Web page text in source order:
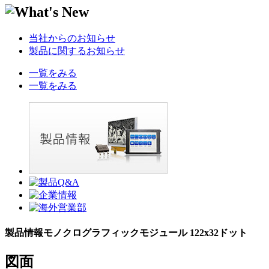
当社からのお知らせ
製品に関するお知らせ
一覧をみる
一覧をみる
製品情報モノクログラフィックモジュール 122x32ドット
図面